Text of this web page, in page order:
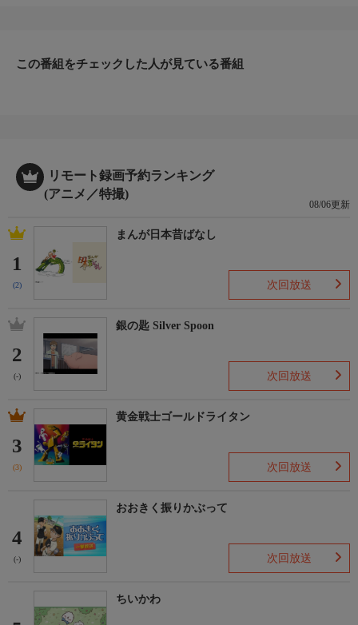
この番組をチェックした人が見ている番組
リモート録画予約ランキング
(アニメ／特撮)
08/06更新
1
(2)
まんが日本昔ばなし
次回放送
2
(-)
銀の匙 Silver Spoon
次回放送
3
(3)
黄金戦士ゴールドライタン
次回放送
4
(-)
おおきく振りかぶって
次回放送
ちいかわ